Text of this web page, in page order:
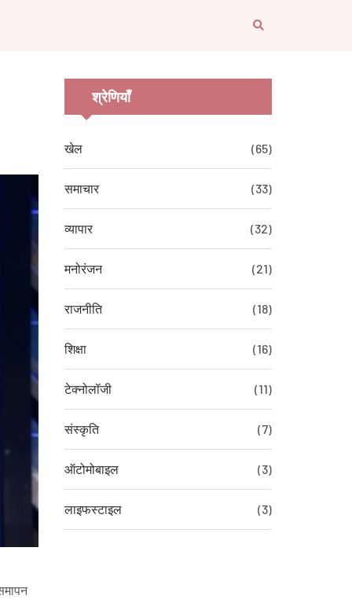
श्रेणियाँ
खेल (65)
समाचार (33)
व्यापार (32)
मनोरंजन (21)
राजनीति (18)
शिक्षा (16)
टेक्नोलॉजी (11)
संस्कृति (7)
ऑटोमोबाइल (3)
लाइफस्टाइल (3)